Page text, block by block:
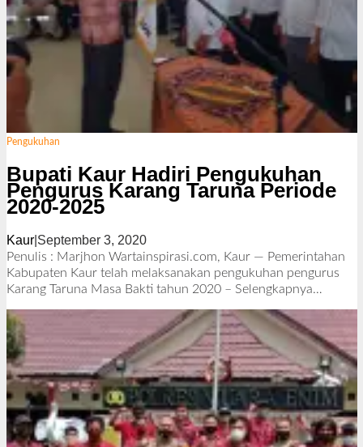
Pengukuhan
Bupati Kaur Hadiri Pengukuhan
Pengurus Karang Taruna Periode
2020-2025
Kaur| September 3, 2020o
l
e
h
d
a
k
s
i
Penulis : Marjhon Wartainspirasi.com, Kaur — Pemerintahan
Kabupaten Kaur telah melaksanakan pengukuhan pengurus
Karang Taruna Masa Bakti tahun 2020 – Selengkapnya…